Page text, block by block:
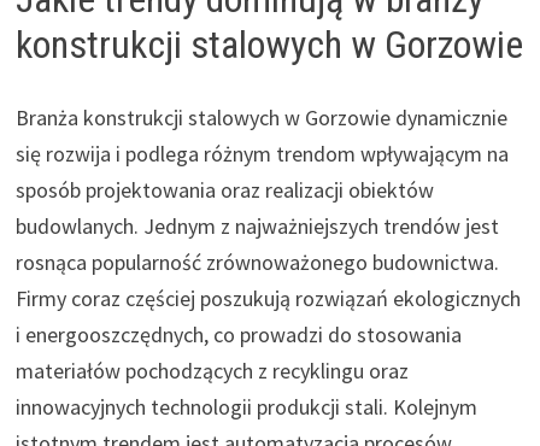
konstrukcji stalowych w Gorzowie
Branża konstrukcji stalowych w Gorzowie dynamicznie
się rozwija i podlega różnym trendom wpływającym na
sposób projektowania oraz realizacji obiektów
budowlanych. Jednym z najważniejszych trendów jest
rosnąca popularność zrównoważonego budownictwa.
Firmy coraz częściej poszukują rozwiązań ekologicznych
i energooszczędnych, co prowadzi do stosowania
materiałów pochodzących z recyklingu oraz
innowacyjnych technologii produkcji stali. Kolejnym